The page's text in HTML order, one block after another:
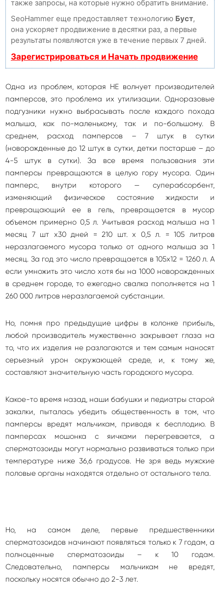
также запросы, на которые нужно обратить внимание.
SeoHammer еще предоставляет технологию Буст,
она ускоряет продвижение в десятки раз, а первые
результаты появляются уже в течение первых 7 дней.
Зарегистрироваться и Начать продвижение
Одна из проблем, которая НЕ волнует производителей
памперсов, это проблема их утилизации. Одноразовые
подгузники нужно выбрасывать после каждого похода
малыша, как по-маленькому, так и по-большому. В
среднем, расход памперсов – 7 штук в сутки
(новорожденные до 12 штук в сутки, детки постарше – до
4-5 штук в сутки). За все время пользования эти
памперсы превращаются в целую гору мусора. Один
памперс, внутри которого — суперабсорбент,
изменяющий физическое состояние жидкости и
превращающий ее в гель, превращается в мусор
объемом примерно 0,5 л. Учитывая расход малыша на 1
месяц 7 шт х30 дней = 210 шт. х 0,5 л. = 105 литров
неразлагаемого мусора только от одного малыша за 1
месяц. За год это число превращается в 105х12 = 1260 л. А
если умножить это число хотя бы на 1000 новорожденных
в среднем городе, то ежегодно свалка пополняется на 1
260 000 литров неразлагаемой субстанции.
Но, помня про предыдущие цифры в колонке прибыль,
любой производитель мужественно закрывает глаза на
то, что их изделия не разлагаются и тем самым наносят
серьезный урон окружающей среде, и, к тому же,
составляют значительную часть городского мусора.
Какое-то время назад, наши бабушки и педиатры старой
закалки, пыталась убедить общественность в том, что
памперсы вредят мальчикам, приводя к бесплодию. В
памперсах мошонка с яичками перегревается, а
сперматозоиды могут нормально развиваться только при
температуре ниже 36,6 градусов. Не зря ведь мужские
половые органы находятся отдельно от остального тела.
Но, на самом деле, первые предшественники
сперматозоидов начинают появляться только к 7 годам, а
полноценные сперматозоиды – к 10 годам.
Следовательно, памперсы мальчикам не вредят,
поскольку носятся обычно до 2-3 лет.